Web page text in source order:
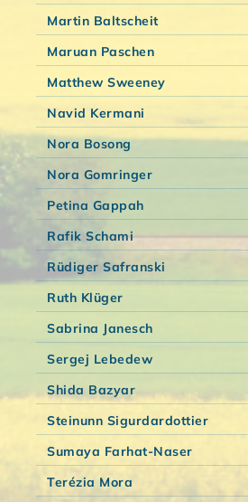
Martin Baltscheit
Maruan Paschen
Matthew Sweeney
Navid Kermani
Nora Bosong
Nora Gomringer
Petina Gappah
Rafik Schami
Rüdiger Safranski
Ruth Klüger
Sabrina Janesch
Sergej Lebedew
Shida Bazyar
Steinunn Sigurdardottier
Sumaya Farhat-Naser
Terézia Mora